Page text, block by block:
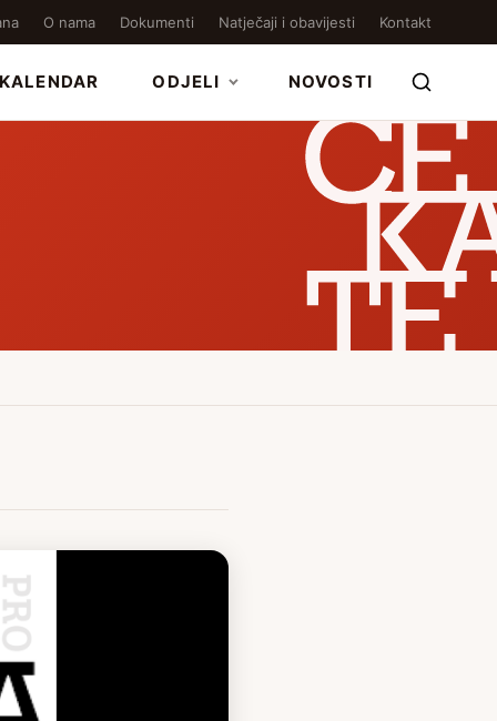
O nama Dokumenti Natječaji i obavijesti Kontakt
ODJELI NOVOSTI